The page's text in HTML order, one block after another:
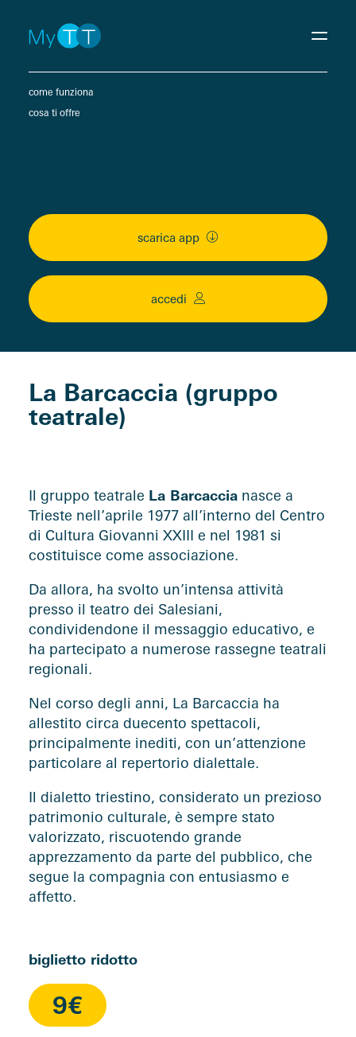
come funziona
cosa ti offre
scarica app
accedi
La Barcaccia (gruppo
teatrale)
Il gruppo teatrale La Barcaccia nasce a
Trieste nell’aprile 1977 all’interno del Centro
di Cultura Giovanni XXIII e nel 1981 si
costituisce come associazione.
Da allora, ha svolto un’intensa attività
presso il teatro dei Salesiani,
condividendone il messaggio educativo, e
ha partecipato a numerose rassegne teatrali
regionali.
Nel corso degli anni, La Barcaccia ha
allestito circa duecento spettacoli,
principalmente inediti, con un’attenzione
particolare al repertorio dialettale.
Il dialetto triestino, considerato un prezioso
patrimonio culturale, è sempre stato
valorizzato, riscuotendo grande
apprezzamento da parte del pubblico, che
segue la compagnia con entusiasmo e
affetto.
biglietto ridotto
9€